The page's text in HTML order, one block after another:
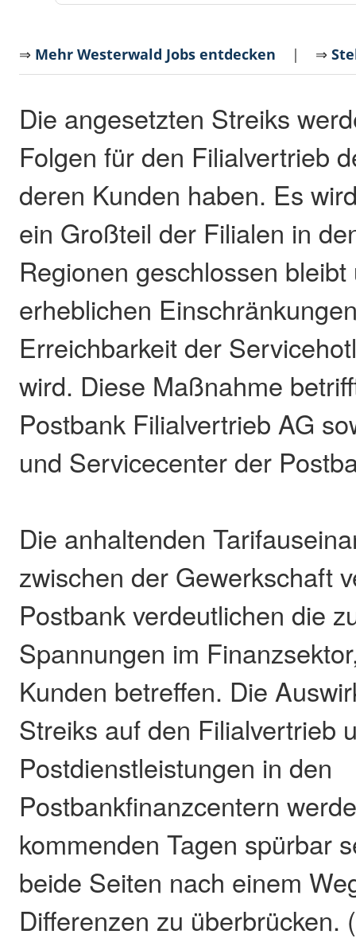
⇒ Mehr Westerwald Jobs entdecken | ⇒
Die angesetzten Streiks
Folgen für den Filialvertrieb
deren Kunden haben. Es
ein Großteil der Filialen in
Regionen geschlossen
erheblichen
Erreichbarkeit der
wird. Diese Maßnahme
Postbank Filialvertrieb AG
und Servicecenter der
Die anhaltenden
zwischen der Gewerkschaft
Postbank verdeutlichen die
Spannungen im
Kunden betreffen. Die
Streiks auf den Filialvertrieb
Postdienstleistungen in den
Postbankfinanzcentern
kommenden Tagen spürbar
beide Seiten nach einem
Differenzen zu überbrücken. (